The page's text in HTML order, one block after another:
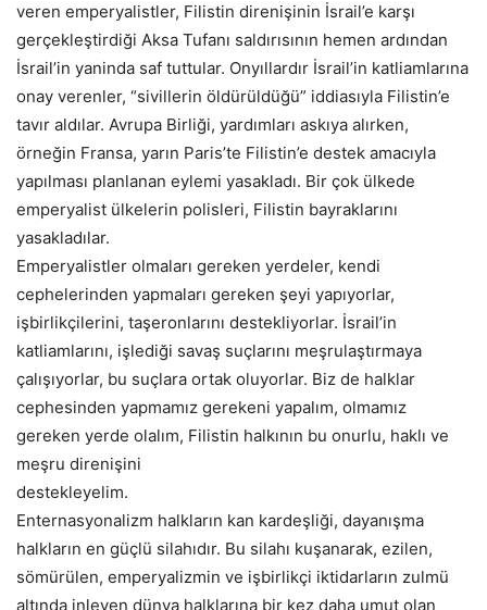
veren emperyalistler, Filistin direnişinin İsrail’e karşı
gerçekleştirdiği Aksa Tufanı saldırısının hemen ardından
İsrail’in yaninda saf tuttular. Onyıllardır İsrail’in katliamlarına
onay verenler, “sivillerin öldürüldüğü” iddiasıyla Filistin’e
tavır aldılar. Avrupa Birliği, yardımları askıya alırken,
örneğin Fransa, yarın Paris’te Filistin’e destek amacıyla
yapılması planlanan eylemi yasakladı. Bir çok ülkede
emperyalist ülkelerin polisleri, Filistin bayraklarını
yasakladılar.
Emperyalistler olmaları gereken yerdeler, kendi
cephelerinden yapmaları gereken şeyi yapıyorlar,
işbirlikçilerini, taşeronlarını destekliyorlar. İsrail’in
katliamlarını, işlediği savaş suçlarını meşrulaştırmaya
çalışıyorlar, bu suçlara ortak oluyorlar. Biz de halklar
cephesinden yapmamız gerekeni yapalım, olmamız
gereken yerde olalım, Filistin halkının bu onurlu, haklı ve
meşru direnişini
destekleyelim.
Enternasyonalizm halkların kan kardeşliği, dayanışma
halkların en güçlü silahıdır. Bu silahı kuşanarak, ezilen,
sömürülen, emperyalizmin ve işbirlikçi iktidarların zulmü
altında inleyen dünya halklarına bir kez daha umut olan